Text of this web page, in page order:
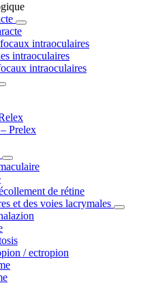
intraoculaires
intraoculaires
intraoculaires
Prelex
de rétine
et des voies lacrymales
/ ectropion